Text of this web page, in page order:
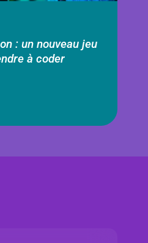
: un nouveau jeu
à coder​